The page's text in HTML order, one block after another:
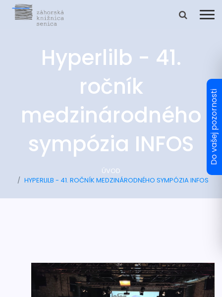
Hyperlilb - 41.
ročník
medzinárodného
sympózia INFOS
ÚVOD
HYPERLILB - 41. ROČNÍK MEDZINÁRODNÉHO SYMPÓZIA INFOS